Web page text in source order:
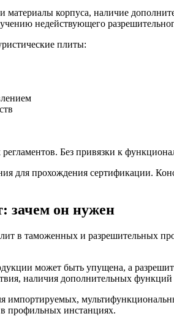
материалы корпуса, наличие
недействующего
плиты:
Без привязки к
для прохождения сертификации.
зачем он нужен
в таможенных и разрешительных
может быть упущена, а
наличия дополнительных
профильных инстанциях.